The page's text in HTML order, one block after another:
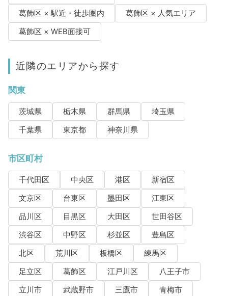
葛飾区 × 駅近・徒歩圏内
葛飾区 × 人気エリア
葛飾区 × WEB面接可
近隣のエリアから探す
関東
茨城県 栃木県 群馬県
埼玉県
千葉県
東京都 神奈川県
市区町村
千代田区 中央区 港区
新宿区
文京区
台東区 墨田区
江東区
品川区
目黒区 大田区
世田谷区
渋谷区
中野区 杉並区
豊島区
北区
荒川区 板橋区
練馬区
足立区
葛飾区 江戸川区
八王子市
立川市
武蔵野市 三鷹市
青梅市